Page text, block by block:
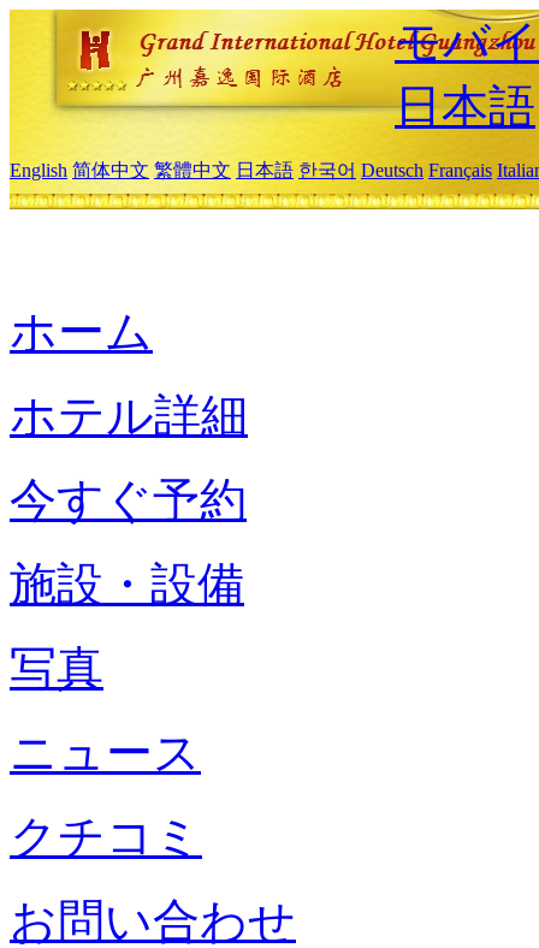
モバ
日本語
English 简体中文 繁體中文 日本語 한국어 Deutsch Français
ホーム
ホテル詳細
今すぐ予約
施設・設備
写真
ニュース
クチコミ
お問い合わせ